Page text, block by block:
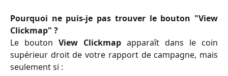
Pourquoi ne puis-je pas trouver le bouton "View
Clickmap" ?
Le bouton View Clickmap apparaît dans le coin
supérieur droit de votre rapport de campagne, mais
seulement si :